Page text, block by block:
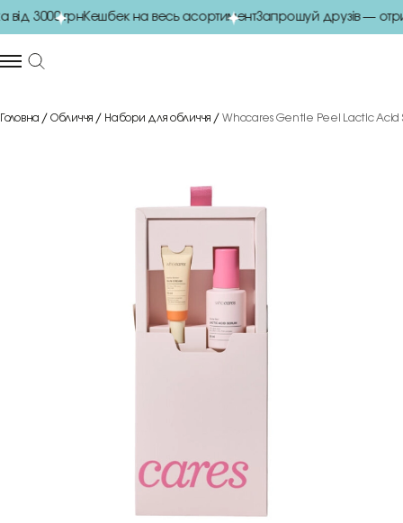
3000 грнКешбек на весь асортиментЗапрошуй друзів —
Головна Обличчя Набори для обличчя Whocares Gentle Peel Lactic Acid